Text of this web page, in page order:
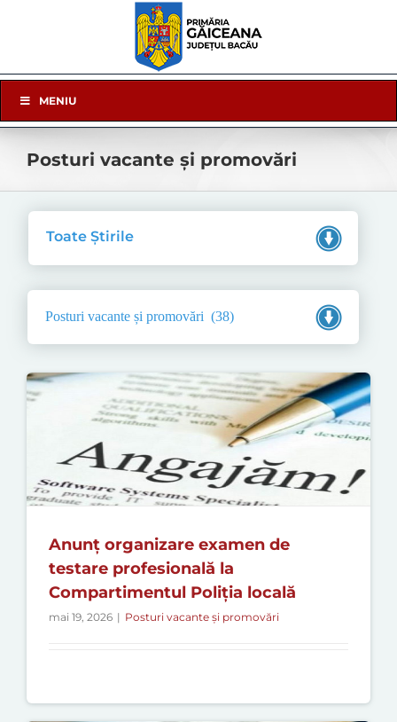
Navigation
MENIU
Posturi vacante și promovări
Anunț organizare examen de
testare profesională la
Compartimentul Poliția locală
mai 19, 2026 | Posturi vacante și promovări
Toate Știrile